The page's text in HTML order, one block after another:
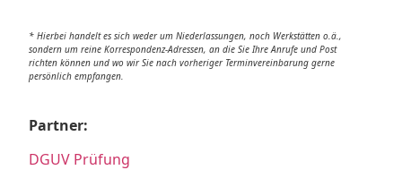
* Hierbei handelt es sich weder um Niederlassungen, noch Werkstätten o.ä.,
sondern um reine Korrespondenz-Adressen, an die Sie Ihre Anrufe und Post
richten können und wo wir Sie nach vorheriger Terminvereinbarung gerne
persönlich empfangen.
Partner:
DGUV Prüfung